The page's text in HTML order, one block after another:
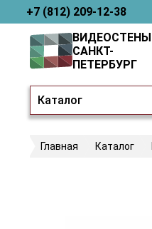
+7 (812) 209-12-38
Каталог
ВИДЕОСТЕНЫ
САНКТ-
ПЕТЕРБУРГ
Главная Каталог